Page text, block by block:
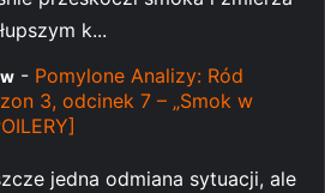
k...
- Pomylone Analizy: Ród
3, odcinek 7 – „Smok w
jedna odmiana sytuacji, ale